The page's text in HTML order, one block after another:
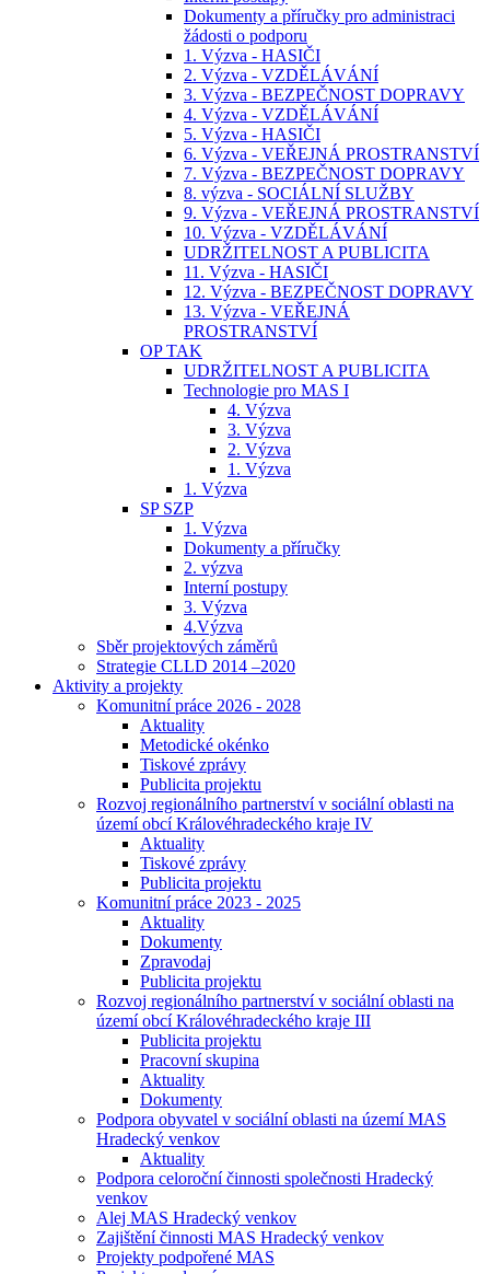
Dokumenty a příručky pro administraci
žádosti o podporu
1. Výzva - HASIČI
2. Výzva - VZDĚLÁVÁNÍ
3. Výzva - BEZPEČNOST DOPRAVY
4. Výzva - VZDĚLÁVÁNÍ
5. Výzva - HASIČI
6. Výzva - VEŘEJNÁ PROSTRANSTVÍ
7. Výzva - BEZPEČNOST DOPRAVY
8. výzva - SOCIÁLNÍ SLUŽBY
9. Výzva - VEŘEJNÁ PROSTRANSTVÍ
10. Výzva - VZDĚLÁVÁNÍ
UDRŽITELNOST A PUBLICITA
11. Výzva - HASIČI
12. Výzva - BEZPEČNOST DOPRAVY
13. Výzva - VEŘEJNÁ
PROSTRANSTVÍ
OP TAK
UDRŽITELNOST A PUBLICITA
Technologie pro MAS I
4. Výzva
3. Výzva
2. Výzva
1. Výzva
1. Výzva
SP SZP
1. Výzva
Dokumenty a příručky
2. výzva
Interní postupy
3. Výzva
4.Výzva
Sběr projektových záměrů
Strategie CLLD 2014 –2020
Aktivity a projekty
Komunitní práce 2026 - 2028
Aktuality
Metodické okénko
Tiskové zprávy
Publicita projektu
Rozvoj regionálního partnerství v sociální oblasti na
území obcí Královéhradeckého kraje IV
Aktuality
Tiskové zprávy
Publicita projektu
Komunitní práce 2023 - 2025
Aktuality
Dokumenty
Zpravodaj
Publicita projektu
Rozvoj regionálního partnerství v sociální oblasti na
území obcí Královéhradeckého kraje III
Publicita projektu
Pracovní skupina
Aktuality
Dokumenty
Podpora obyvatel v sociální oblasti na území MAS
Hradecký venkov
Aktuality
Podpora celoroční činnosti společnosti Hradecký
venkov
Alej MAS Hradecký venkov
Zajištění činnosti MAS Hradecký venkov
Projekty podpořené MAS